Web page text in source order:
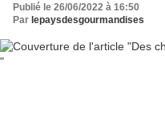
Publié le 26/06/2022 à 16:50
Par lepaysdesgourmandises